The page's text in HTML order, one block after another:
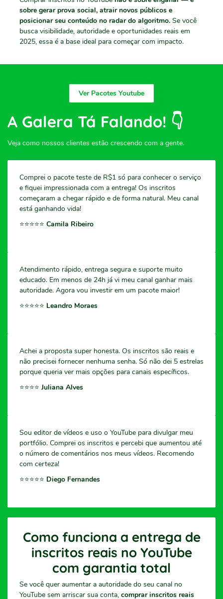
sobre gerar prova social, atrair novos públicos e
posicionar seu conteúdo no radar do algoritmo. Se você
busca visibilidade, autoridade e oportunidades reais em
2025, essa é a base ideal para começar com impacto.
Ver Pacotes Youtube
A Galera Tá Falando! 👇
Veja como nossos clientes estão crescendo com a gente.
Comprei o pacote teste de R$1 só para conhecer o serviço
e fiquei impressionada com a entrega! Os inscritos
começaram a chegar rápido e de forma natural. Meu canal
está ganhando vida!
⭐️⭐️⭐️⭐️⭐️ Camila Ribeiro
Atendimento rápido, entrega segura e suporte muito
educado. Em menos de 24h já vi meu canal ganhar mais
autoridade. Agora vou investir em um pacote maior!
⭐️⭐️⭐️⭐️⭐️ Leandro Moraes
Achei a proposta super honesta. Os inscritos são reais e
não precisei fornecer nenhuma senha. Só não dei 5 estrelas
porque queria ver mais opções para canais específicos.
⭐️⭐️⭐️⭐️Juliana Alves
Sou editor de vídeos e uso o YouTube para divulgar meu
portfólio. Comprei os inscritos e percebi que aumentou até
o número de comentários nos meus vídeos. Recomendo
com certeza!
⭐️⭐️⭐️⭐️⭐️ Diego Fernandes
Como funciona a entrega de
inscritos reais no YouTube
com garantia total
Se você quer aumentar a autoridade do seu canal no
YouTube sem arriscar sua conta, comprar inscritos reais